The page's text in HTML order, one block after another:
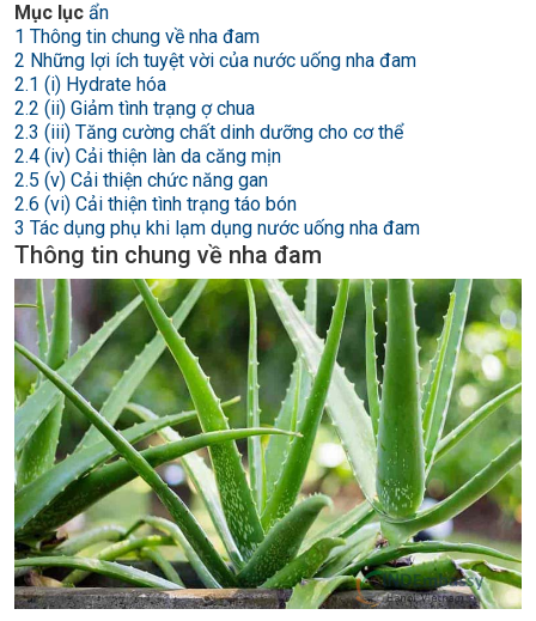
Mục lục ẩn
1 Thông tin chung về nha đam
2 Những lợi ích tuyệt vời của nước uống nha đam
2.1 (i) Hydrate hóa
2.2 (ii) Giảm tình trạng ợ chua
2.3 (iii) Tăng cường chất dinh dưỡng cho cơ thể
2.4 (iv) Cải thiện làn da căng mịn
2.5 (v) Cải thiện chức năng gan
2.6 (vi) Cải thiện tình trạng táo bón
3 Tác dụng phụ khi lạm dụng nước uống nha đam
Thông tin chung về nha đam